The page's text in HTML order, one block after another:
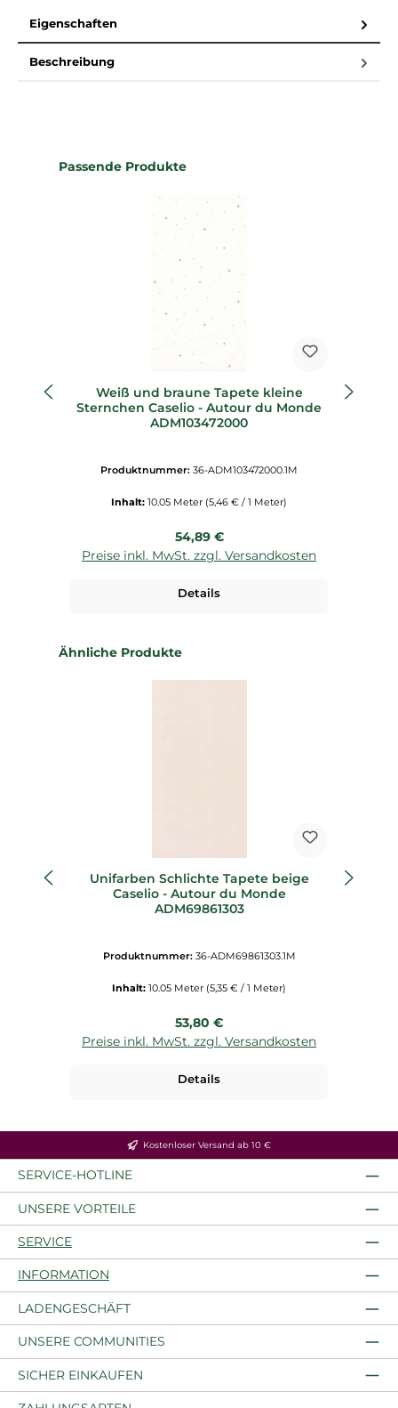
Eigenschaften
Beschreibung
Produktgalerie überspringen
Passende Produkte
Weiß und braune Tapete kleine
Sternchen Caselio - Autour du Monde
ADM103472000
Produktnummer: 36-ADM103472000.1M
Inhalt: 10.05 Meter (5,46 € / 1 Meter)
Regulärer Preis:
54,89 €
Preise inkl. MwSt. zzgl. Versandkosten
Details
Produktgalerie überspringen
Ähnliche Produkte
Unifarben Schlichte Tapete beige
Caselio - Autour du Monde
ADM69861303
Produktnummer: 36-ADM69861303.1M
Inhalt: 10.05 Meter (5,35 € / 1 Meter)
Regulärer Preis:
53,80 €
Preise inkl. MwSt. zzgl. Versandkosten
Details
Kostenloser Versand ab 10 €
SERVICE-HOTLINE
UNSERE VORTEILE
SERVICE
INFORMATION
LADENGESCHÄFT
UNSERE COMMUNITIES
SICHER EINKAUFEN